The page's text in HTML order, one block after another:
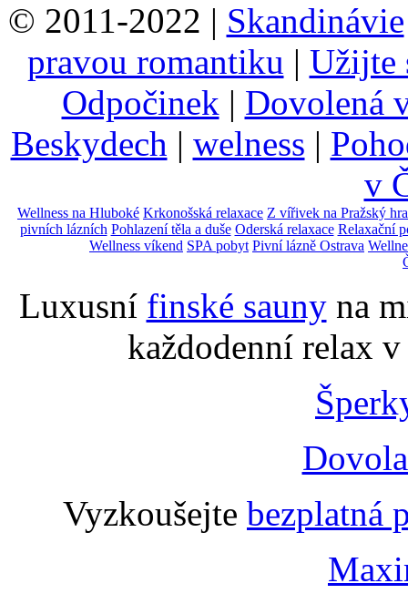
© 2011-2022 | Skandinávie
pravou romantiku | Užijte
Odpočinek | Dovolená
Beskydech | welness |
v
Wellness na Hluboké Krkonošská relaxace Z vířivek na Pražský
pivních lázních Pohlazení těla a duše Oderská relaxace Relaxační
Wellness víkend SPA pobyt Pivní lázně Ostrava
Luxusní finské saunyna
každodenní relax
Vyzkoušejte bezplatná